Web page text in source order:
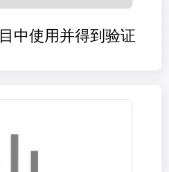
中使用并得到验证